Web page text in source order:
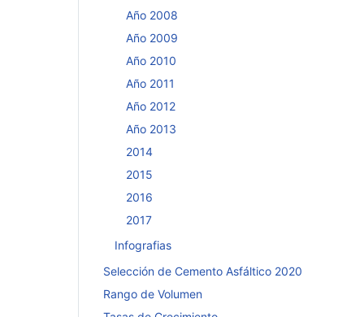
Año 2008
Año 2009
Año 2010
Año 2011
Año 2012
Año 2013
2014
2015
2016
2017
Infografias
Selección de Cemento Asfáltico 2020
Rango de Volumen